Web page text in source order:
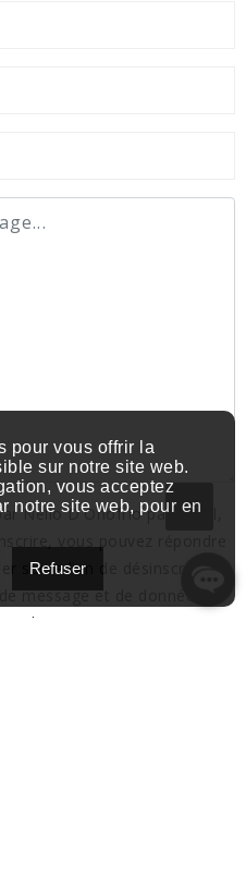
Nello D'Onofrio par appel,
vous pouvez répondre
sur le lien de désinscription
message et de données
pour vous offrir la
sur notre site web.
vous acceptez
notre site web, pour en
Refuser